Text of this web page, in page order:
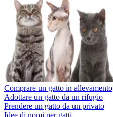
Comprare un gatto in allevamento
Adottare un gatto da un rifugio
Prendere un gatto da un privato
Idee di nomi per gatti